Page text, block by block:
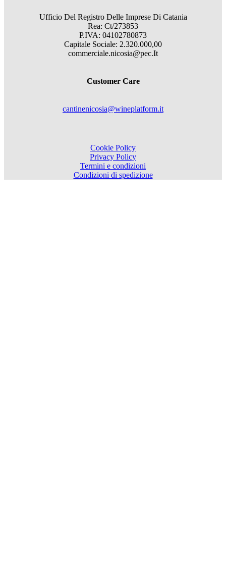
Ufficio Del Registro Delle Imprese Di Catania
Rea: Ct/273853
P.IVA: 04102780873
Capitale Sociale: 2.320.000,00
commerciale.nicosia@pec.It
Customer Care
cantinenicosia@wineplatform.it
Cookie Policy
Privacy Policy
Termini e condizioni
Condizioni di spedizione